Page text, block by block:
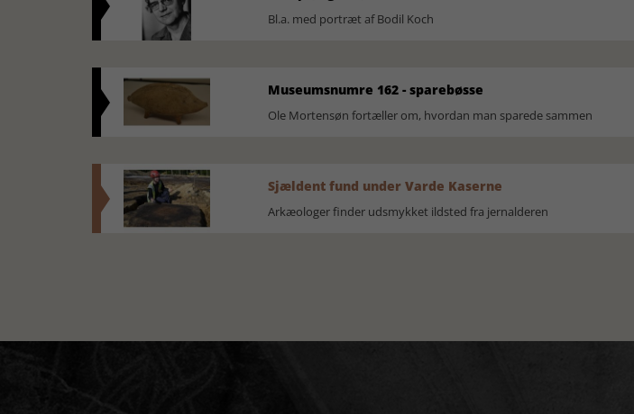
Bl.a. med portræt af Bodil Koch
Museumsnumre 162 - sparebøsse
Ole Mortensøn fortæller om, hvordan man sparede sammen
Sjældent fund under Varde Kaserne
Arkæologer finder udsmykket ildsted fra jernalderen